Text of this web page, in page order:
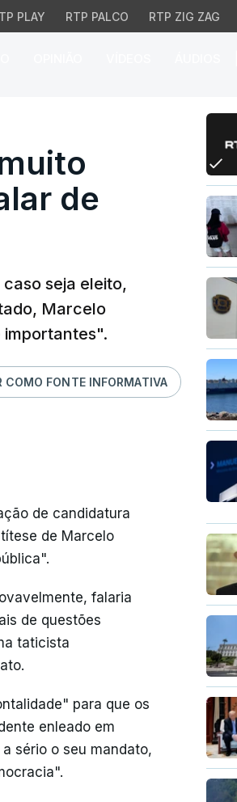
PLAY RTP PALCO RTP ZIG ZAG
de
seja eleito,
Marcelo
importantes".
COMO FONTE INFORMATIVA
de candidatura
de Marcelo
falaria
de questões
taticista
para que os
enleado em
sério o seu mandato,